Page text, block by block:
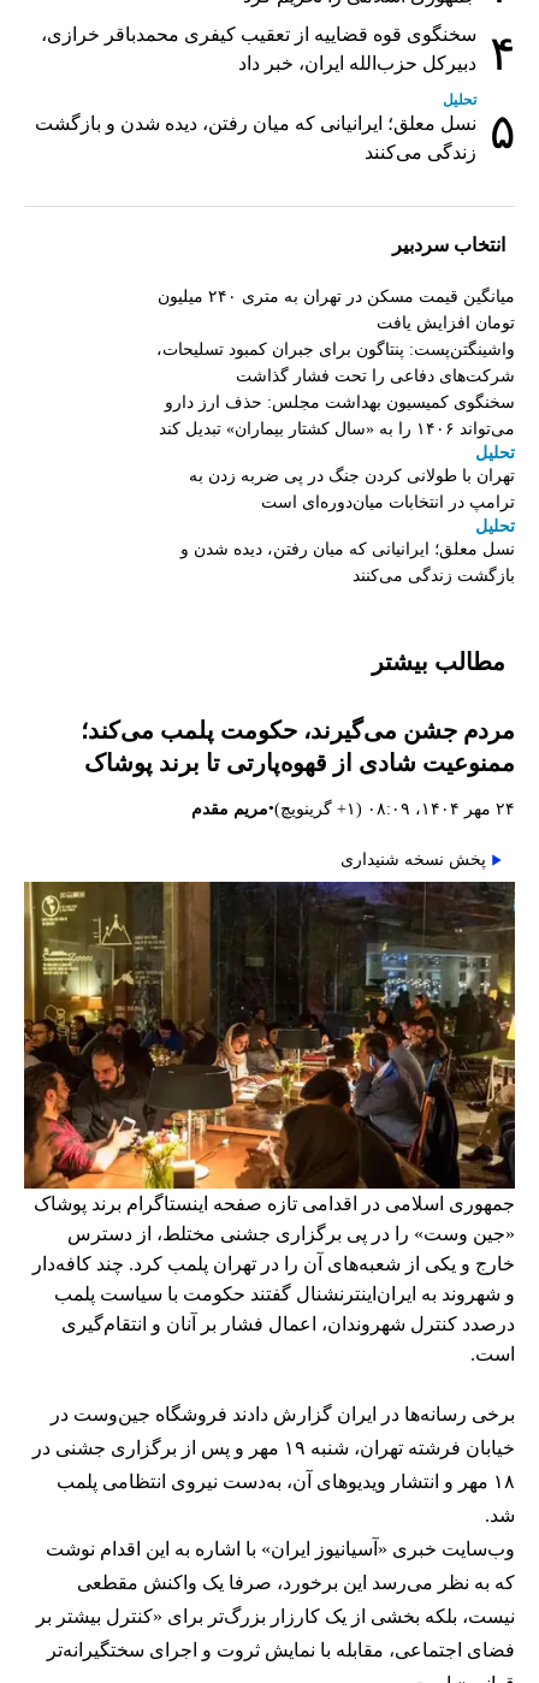
۴
سخنگوی قوه قضاییه از تعقیب کیفری محمدباقر خرازی،
دبیر‌کل حزب‌الله ایران، خبر داد
۵
تحلیل
نسل معلق؛ ایرانیانی که میان رفتن، دیده شدن و بازگشت
زندگی می‌کنند
انتخاب سردبیر
میانگین قیمت مسکن در تهران به متری ۲۴۰ میلیون
تومان افزایش یافت
واشینگتن‌پست: پنتاگون برای جبران کمبود تسلیحات،
شرکت‌های دفاعی را تحت فشار گذاشت
سخنگوی کمیسیون بهداشت مجلس: حذف ارز دارو
می‌تواند ۱۴۰۶ را به «سال کشتار بیماران» تبدیل کند
تحلیل
تهران با طولانی کردن جنگ در پی ضربه زدن به
ترامپ در انتخابات میان‌دوره‌ای است
تحلیل
نسل معلق؛ ایرانیانی که میان رفتن، دیده شدن و
بازگشت زندگی می‌کنند
مطالب بیشتر
مردم جشن می‌گیرند، حکومت پلمب می‌کند؛
ممنوعیت شادی از قهوه‌پارتی تا برند پوشاک
۲۴ مهر ۱۴۰۴، ۰۸:۰۹ (‎+۱ گرینویچ) •مریم مقدم
پخش نسخه شنیداری
جمهوری اسلامی در اقدامی تازه صفحه اینستاگرام برند پوشاک
«جین وست» را در پی برگزاری جشنی مختلط، از دسترس
خارج و یکی از شعبه‌های آن را در تهران پلمب کرد. چند کافه‌‌دار
و شهروند به ایران‌اینترنشنال گفتند حکومت با سیاست پلمب
درصدد کنترل شهروندان، اعمال فشار بر آنان و انتقام‌گیری
است.
برخی رسانه‌ها در ایران گزارش دادند فروشگاه جین‌وست در
خیابان فرشته تهران، شنبه ۱۹ مهر و پس از برگزاری جشنی در
۱۸ مهر و انتشار ویدیوهای آن، به‌دست نیروی انتظامی پلمب
شد.
وب‌سایت خبری «آسیانیوز ایران» با اشاره به این اقدام نوشت
که به نظر می‌رسد این برخورد، صرفا یک واکنش مقطعی
نیست، بلکه بخشی از یک کارزار بزرگ‌تر برای «کنترل بیشتر بر
فضای اجتماعی، مقابله با نمایش ثروت و اجرای سختگیرانه‌تر